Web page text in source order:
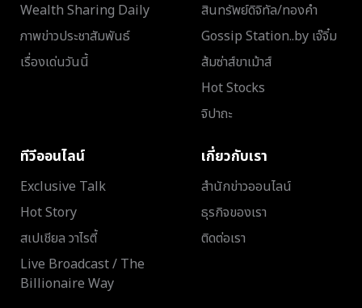
Wealth Sharing Daily
ภาพข่าวประชาสัมพันธ์
เรื่องเด่นวันนี้
สินทรัพย์ดิจิทัล/ทองคำ
Gossip Station..by เจ๊จิ๋ม
ส้มซ่าส์ขาเม้าส์
Hot Stocks
จิปาถะ
ทีวีออนไลน์
Exclusive Talk
Hot Story
สเปเชียล วาไรตี้
Live Broadcast / The
Billionaire Way
เกี่ยวกับเรา
สำนักข่าวออนไลน์
ธุรกิจของเรา
ติดต่อเรา